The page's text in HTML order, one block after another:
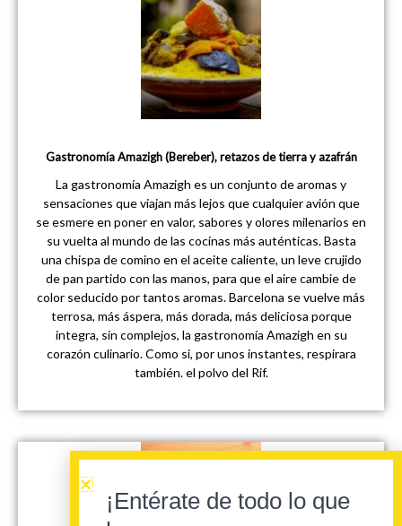
Gastronomía Amazigh (Bereber), retazos de tierra y azafrán
La gastronomía Amazigh es un conjunto de aromas y
sensaciones que viajan más lejos que cualquier avión que
se esmere en poner en valor, sabores y olores milenarios en
su vuelta al mundo de las cocinas más auténticas. Basta
una chispa de comino en el aceite caliente, un leve crujido
de pan partido con las manos, para que el aire cambie de
color seducido por tantos aromas. Barcelona se vuelve más
terrosa, más áspera, más dorada, más deliciosa porque
integra, sin complejos, la gastronomía Amazigh en su
corazón culinario. Como si, por unos instantes, respirara
también. el polvo del Rif.
¡Entérate de todo lo que